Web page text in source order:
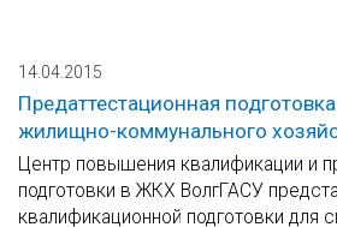
14.04.2015
Предаттестационная
жилищно-коммунального
Центр повышения квалификации и
подготовки в ЖКХ ВолгГАСУ
квалификационной подготовки для